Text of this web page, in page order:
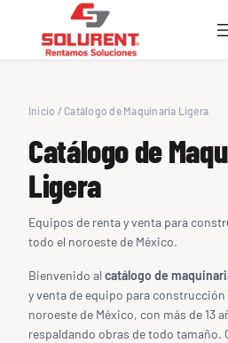
Inicio / Catálogo de Maquinaria Ligera
Catálogo de
Ligera
Equipos de renta y venta para
todo el noroeste de México.
Bienvenido al catálogo de
y venta de equipo para
noroeste de México, con más de 13
respaldando obras de todo tamaño.